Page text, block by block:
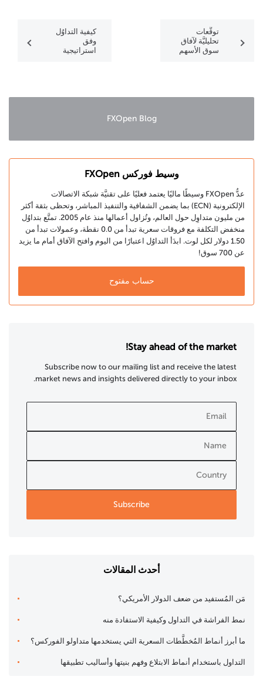
توقُّعات
تحليليَّة لآفاق
سوق الأسهم
حتى 2030 مع
كيفية التداوُل
وفق
استراتيجية
والمقاومة؟
FXOpen Blog
وسيط فوركس FXOpen
عدُّ FXOpen وسيطًا ماليًا يعتمد فعليًا على تقنيَّة شبكة الاتصالات
الإلكترونية (ECN) بما يضمن الشفافية والتنفيذ المباشر، وتحظى بثقة أكثر
من مليون متداوِل حول العالم، وتُزاول أعمالها منذ عام 2005. تمتَّع بتداوُل
منخفض التكلفة مع فروقات سعرية تبدأ من 0.0 نقطة، وعمولات تبدأ من
1.50 دولار لكل لوت. ابدَأ التداوُل اعتبارًا من اليوم وافتح الآفاق أمام ما يزيد
عن 700 سوق!
حساب مفتوح
Stay ahead of the market!
Subscribe now to our mailing list and receive the latest
market news and insights delivered directly to your inbox.
أحدث المقالات
مَن المُستفيد من ضعف الدولار الأمريكي؟
نمط الفراشة في التداول وكيفية الاستفادة منه
ما أبرز أنماط المُخطَّطات السعرية التي يستخدمها متداولو الفوركس؟
التداول باستخدام أنماط الابتلاع وفهم بنيتها وأساليب تطبيقها